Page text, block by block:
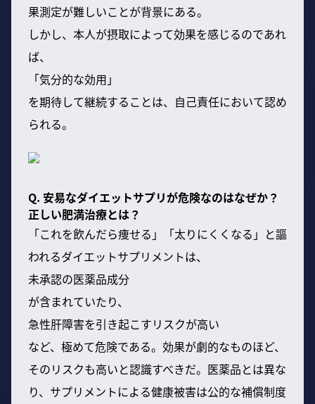
果測定が難しいことが背景にある。
しかし、本人が摂取によって効果を感じるのであれ
ば、
「気分的な効用」
を期待して継続することは、自己責任において認め
られる。
Q. 安易なダイエットサプリが危険なのはなぜか？
正しい肥満治療とは？
「これを飲んだら痩せる」「太りにくくなる」と謳
われるダイエットサプリメントは、
未承認の医薬品成分
が含まれていたり、
急性肝障害を引き起こすリスクが高い
など、極めて危険である。効果が劇的なものほど、
そのリスクも高いと認識すべきだ。医薬品とは異な
り、サプリメントによる健康被害は公的な補償制度